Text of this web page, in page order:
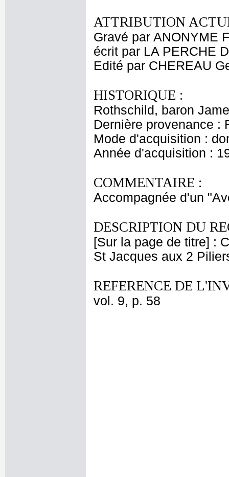
ATTRIBUTION
Gravé par ANONYME
écrit par LA PERCHE
Edité par CHEREAU
HISTORIQUE :
Rothschild, baron
Dernière provenance :
Mode d'acquisition :
Année d'acquisition :
COMMENTAIRE :
Accompagnée d'un
DESCRIPTION DU
[Sur la page de titre] :
St Jacques aux 2
REFERENCE DE
vol. 9, p. 58